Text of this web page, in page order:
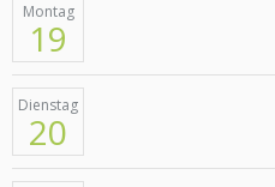
Montag
19
Dienstag
20